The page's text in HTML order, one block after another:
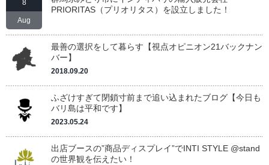
8
Aug
PRIORITAS（プリオリタス）を設立しました！
最善の選択をして暮らす【視点オピニオン21バックナン
バー】
2018.09.20
ふざけすぎて閉鎖寸前まで追い込まれたブログ【今日も
バリ島は平和です】
2023.05.24
出店ブースの”商品ディスプレイ”でINTI STYLE @stand
の世界観を伝えたい！